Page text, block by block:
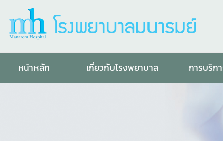
หน้าหลัก เกี่ยวกับโรงพยาบาล การบริก